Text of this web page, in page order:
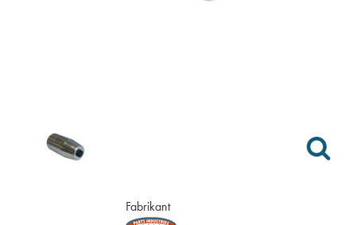
Fabrikant